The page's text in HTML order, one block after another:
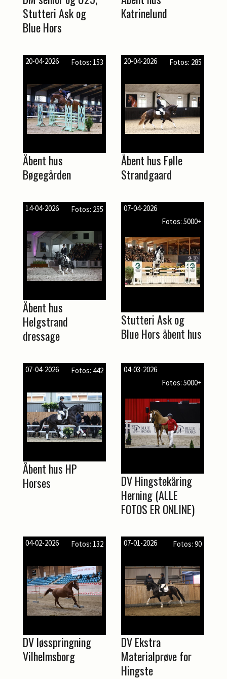
Stutteri Ask og
Blue Hors
Katrinelund
20-04-2026 Fotos: 153
Åbent hus
Bøgegården
20-04-2026 Fotos: 285
Åbent hus Følle
Strandgaard
14-04-2026 Fotos: 255
Åbent hus
Helgstrand
dressage
07-04-2026
Fotos: 5000+
Stutteri Ask og
Blue Hors åbent hus
07-04-2026 Fotos: 442
Åbent hus HP
Horses
04-03-2026
Fotos: 5000+
DV Hingstekåring
Herning (ALLE
FOTOS ER ONLINE)
04-02-2026 Fotos: 132
DV løsspringning
Vilhelmsborg
07-01-2026 Fotos: 90
DV Ekstra
Materialprøve for
Hingste